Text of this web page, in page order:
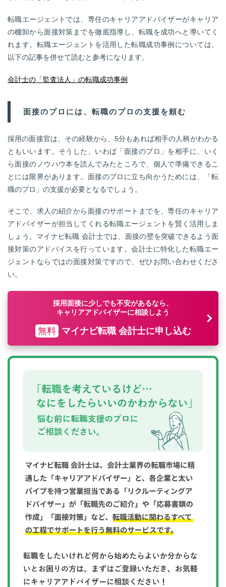
転職エージェントでは、専任のキャリアアドバイザーがキャリア
の棚卸から面接対策までを徹底指導し、転職を成功へと導いてく
れます。転職エージェントを活用した転職成功事例については、
以下の記事を併せて読むと参考になります。
会計士の「監査法人」の転職成功事例
面接のプロには、転職のプロの支援を頼む
採用の面接官は、その経験から、5分もあれば相手の人柄がわかる
ともいいます。そうした、いわば「面接のプロ」を相手に、いく
ら面接のノウハウ本を読んでみたところで、個人で準備できるこ
とには限界があります。面接のプロに立ち向かうためには、「転
職のプロ」の支援が必要となるでしょう。
そこで、求人の紹介から面接のサポートまでを、専任のキャリア
アドバイザーが担当してくれる転職エージェントを賢く活用しま
しょう。マイナビ転職 会計士では、面接の壁を突破できるよう面
接対策のアドバイスを行っています。会計士に特化した転職エー
ジェントならではの面接対策ですので、ぜひお問い合わせくださ
い。
採用面接に少しでも不安があるなら、
キャリアアドバイザーに相談しよう
無料 マイナビ転職 会計士に申し込む